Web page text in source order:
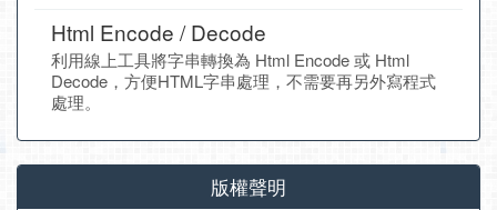
Html Encode / Decode
利用線上工具將字串轉換為 Html Encode 或 Html
Decode，方便HTML字串處理，不需要再另外寫程式
處理。
版權聲明